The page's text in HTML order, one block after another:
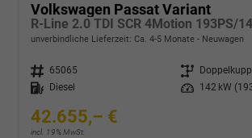
Volkswagen Passat Variant
unverbindliche Lieferzeit: Ca. 4-5 Monate Neuwagen
Fahrzeugnr. 65065 Getriebe
Kraftstoff
Diesel Leistung 142 kW
42.655,– €
incl. 19% MwSt.